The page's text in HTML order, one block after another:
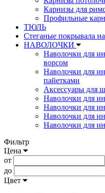
Карнизы для
Профильные
ТЮЛЬ
Стеганые покрывала
НАВОЛОЧКИ
Наволочки для
ворсом
Наволочки для
пайетками
Аксессуары для
Наволочки для
Наволочки для
Наволочки для
Наволочки для
Фильтр
Цена
от
до
Цвет